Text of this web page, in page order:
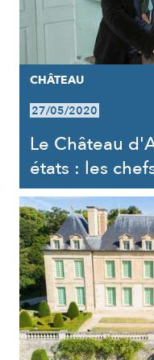
CHÂTEAU
27/05/2020
Le Château
états : les